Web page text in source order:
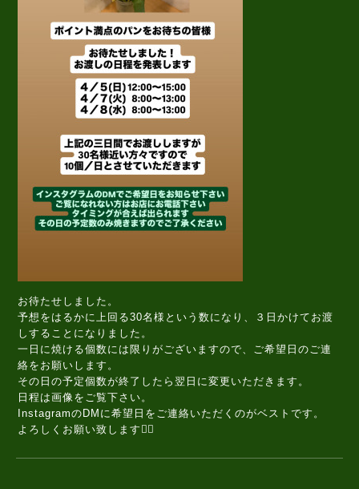
お待たせしました。
予想をはるかに上回る30名様という数になり、３日かけてお渡
しすることになりました。
一日に焼ける個数には限りがございますので、ご希望日のご連
絡をお願いします。
その日の予定個数が終了したら翌日に変更いただきます。
日程は画像をご覧下さい。
InstagramのDMに希望日をご連絡いただくのがベストです。
よろしくお願い致します🙇‍♀️